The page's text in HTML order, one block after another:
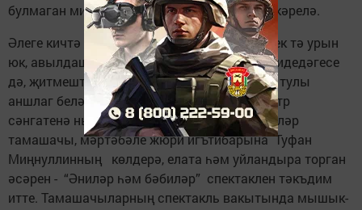
булмаган мирасны саклау елы уңаеннан үткәрелә.
Әлеге кичтә тамаша залында алма төшәрлек тә урын
юк, авылдашларының чыгышын карарга җидедәгесе
дә, җитмештәгесе дә килгән иде. Спектакль тулы
аншлаг белән үтте. Күренеп тора: халык театр
сәнгатенә нык сусаган. Бу көнне мәтәскәлеләр
тамашачы, мәртәбәле жюри игътибарына Туфан
Миңнуллинның көлдерә, елата һәм уйландыра торган
әсәрен - “Әниләр һәм бәбиләр” спектаклен тәкъдим
итте. Тамашачыларның спектакль вакытында мышык-